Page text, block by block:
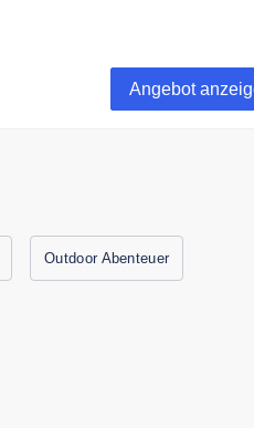
Angebot
Outdoor Abenteuer